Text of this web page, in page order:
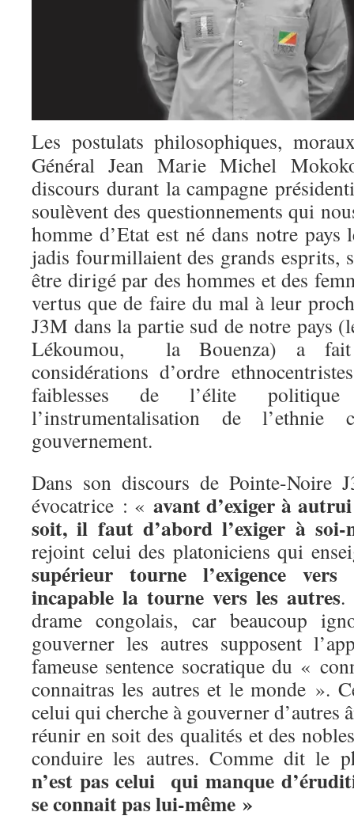
Les postulats philosophiques,
Général Jean Marie Michel
discours durant la campagne
soulèvent des questionnements qui
homme d’Etat est né dans notre
jadis fourmillaient des grands esprits,
être dirigé par des hommes et des
vertus que de faire du mal à leur
J3M dans la partie sud de notre
Lékoumou, la Bouenza) a
considérations d’ordre
faiblesses de l’élite politique
l’instrumentalisation de l’ethnie
gouvernement.
Dans son discours de Pointe-Noire
évocatrice : « avant d’exiger à
soit, il faut d’abord l’exiger à soi-
rejoint celui des platoniciens qui
supérieur tourne l’exigence vers
incapable la tourne vers les autres.
drame congolais, car beaucoup
gouverner les autres supposent
fameuse sentence socratique du «
connaitras les autres et le monde ».
celui qui cherche à gouverner d’autres
réunir en soit des qualités et des
conduire les autres. Comme dit le
n’est pas celui qui manque
se connait pas lui-même »